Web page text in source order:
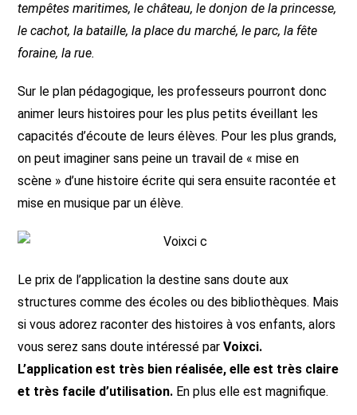
tempêtes maritimes, le château, le donjon de la princesse,
le cachot, la bataille, la place du marché, le parc, la fête
foraine, la rue.
Sur le plan pédagogique, les professeurs pourront donc
animer leurs histoires pour les plus petits éveillant les
capacités d’écoute de leurs élèves. Pour les plus grands,
on peut imaginer sans peine un travail de « mise en
scène » d’une histoire écrite qui sera ensuite racontée et
mise en musique par un élève.
Le prix de l’application la destine sans doute aux
structures comme des écoles ou des bibliothèques. Mais
si vous adorez raconter des histoires à vos enfants, alors
vous serez sans doute intéressé parVoixci.
L’application est très bien réalisée, elle est très claire
et très facile d’utilisation. En plus elle est magnifique.